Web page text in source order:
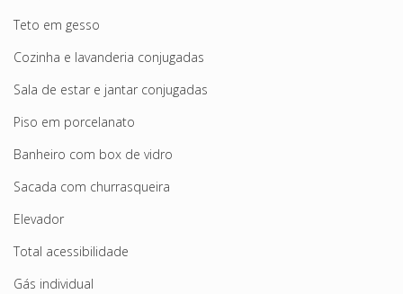
Teto em gesso
Cozinha e lavanderia conjugadas
Sala de estar e jantar conjugadas
Piso em porcelanato
Banheiro com box de vidro
Sacada com churrasqueira
Elevador
Total acessibilidade
Gás individual